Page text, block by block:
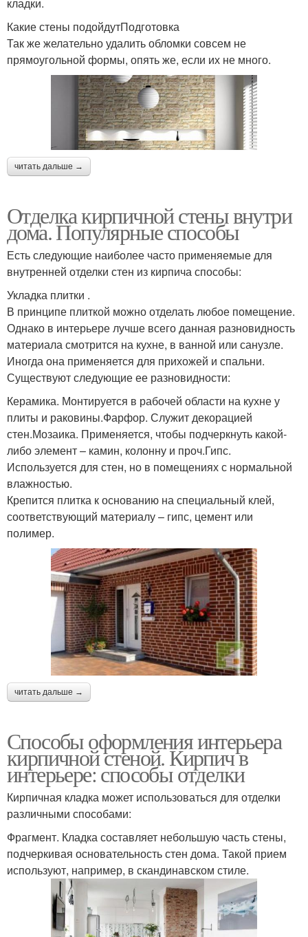
кладки.
Какие стены подойдутПодготовка
Так же желательно удалить обломки совсем не
прямоугольной формы, опять же, если их не много.
читать дальше →
Отделка кирпичной стены внутри
дома. Популярные способы
Есть следующие наиболее часто применяемые для
внутренней отделки стен из кирпича способы:
Укладка плитки .
В принципе плиткой можно отделать любое помещение.
Однако в интерьере лучше всего данная разновидность
материала смотрится на кухне, в ванной или санузле.
Иногда она применяется для прихожей и спальни.
Существуют следующие ее разновидности:
Керамика. Монтируется в рабочей области на кухне у
плиты и раковины.Фарфор. Служит декорацией
стен.Мозаика. Применяется, чтобы подчеркнуть какой-
либо элемент – камин, колонну и проч.Гипс.
Используется для стен, но в помещениях с нормальной
влажностью.
Крепится плитка к основанию на специальный клей,
соответствующий материалу – гипс, цемент или
полимер.
читать дальше →
Способы оформления интерьера
кирпичной стеной. Кирпич в
интерьере: способы отделки
Кирпичная кладка может использоваться для отделки
различными способами:
Фрагмент. Кладка составляет небольшую часть стены,
подчеркивая основательность стен дома. Такой прием
используют, например, в скандинавском стиле.